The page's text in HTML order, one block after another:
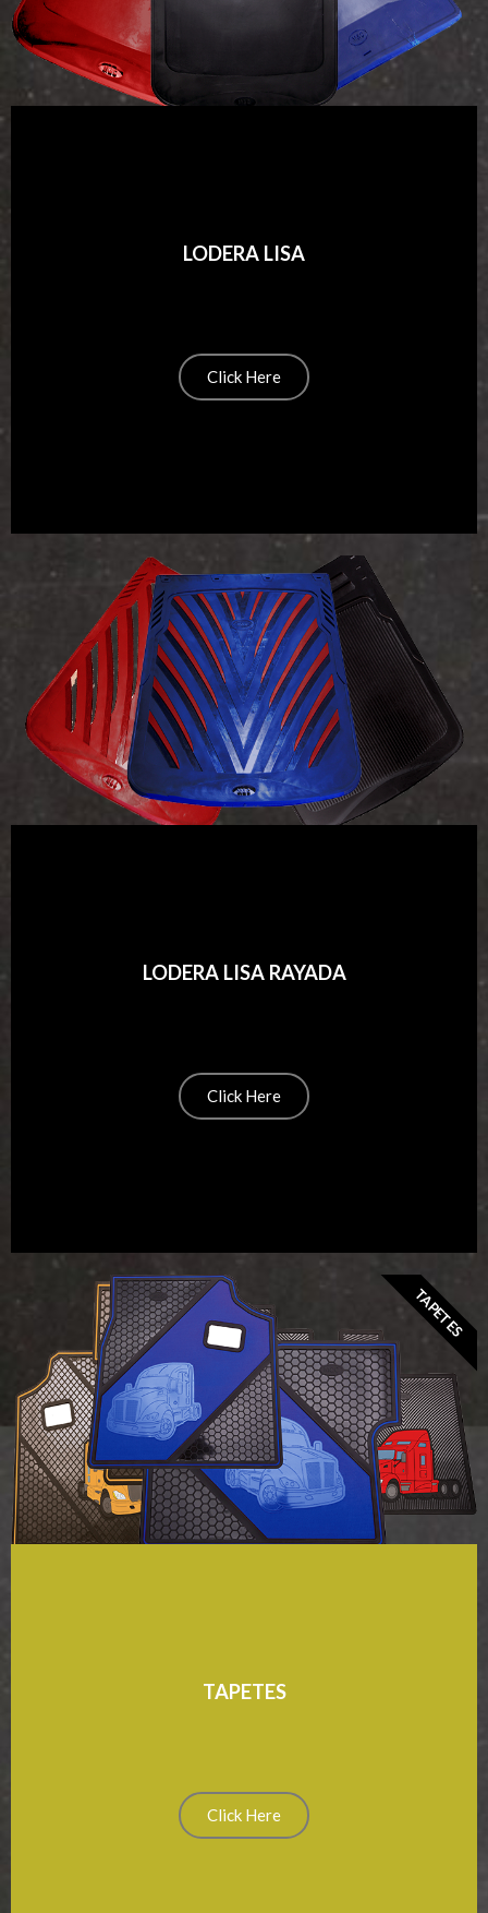
LODERA LISA
Click Here
LODERA LISA RAYADA
Click Here
TAPETES
Click Here
TAPETES